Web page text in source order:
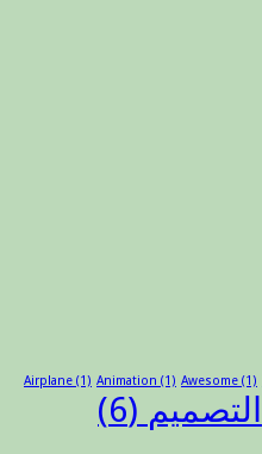
Airplane (1) Animation (1) Awesome (1)
التصميم (6)